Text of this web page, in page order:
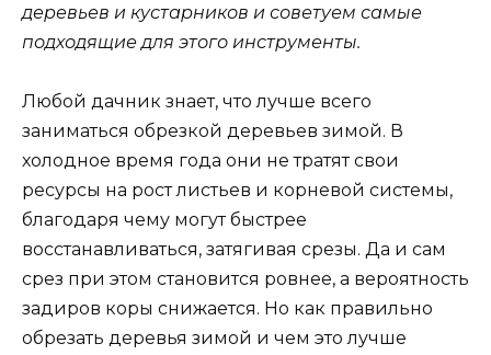
деревьев и кустарников и советуем самые
подходящие для этого инструменты.
Любой дачник знает, что лучше всего
заниматься обрезкой деревьев зимой. В
холодное время года они не тратят свои
ресурсы на рост листьев и корневой системы,
благодаря чему могут быстрее
восстанавливаться, затягивая срезы. Да и сам
срез при этом становится ровнее, а вероятность
задиров коры снижается. Но как правильно
обрезать деревья зимой и чем это лучше